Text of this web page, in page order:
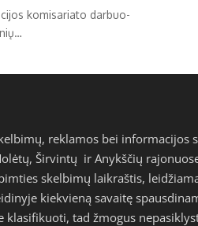
ko­mi­sa­ria­to dar­buo­
reklamos bei informacijos
Širvintų ir Anykščių
skelbimų laikraštis,
kiekvieną savaitę
klasifikuoti, tad žmogus